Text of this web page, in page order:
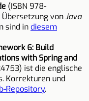
(ISBN 978-
vonJava
sind in diesem
6: Build
with Spring and
ist die englische
Korrekturen und
Repository.